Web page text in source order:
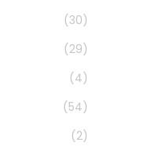
(30)
(29)
(4)
(54)
(2)